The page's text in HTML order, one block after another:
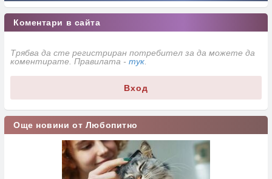
Коментари в сайта
Трябва да сте регистриран потребител за да можете да
коментирате. Правилата - тук
Вход
Още новини от Любопитно